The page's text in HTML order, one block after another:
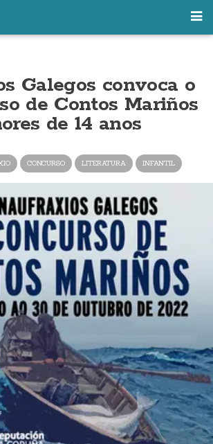
Galegos convoca o
de Contos Mariños
de 14 anos
CONCURSO LITERATURA INFANTIL